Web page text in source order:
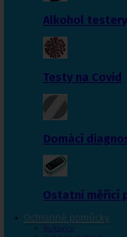
Alkohol testery
Testy na Covid
Domácí
Ostatní měřící
Ochranné pomůcky
Rukavice